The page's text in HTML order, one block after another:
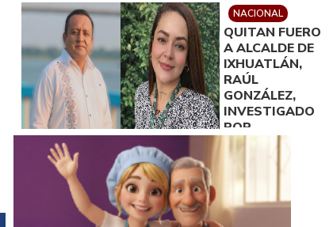
NACIONAL
QUITAN FUERO
A ALCALDE DE
IXHUATLÁN,
RAÚL
GONZÁLEZ,
INVESTIGADO
POR
ASESINATO DE
LA
PERIODISTA
GUZMÁN